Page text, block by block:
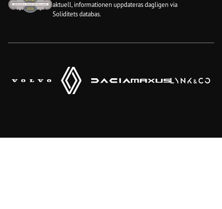
aktuell, informationen uppdateras dagligen via
Soliditets databas.